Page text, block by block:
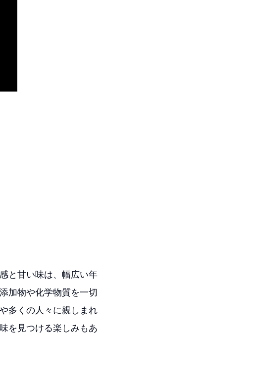
と甘い味は、幅広い年
加物や化学物質を一切
多くの人々に親しまれ
を見つける楽しみもあ